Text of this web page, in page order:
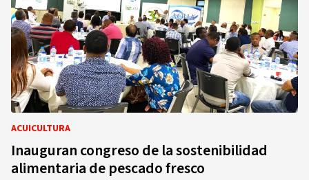
ACUICULTURA
Inauguran congreso de la sostenibilidad
alimentaria de pescado fresco